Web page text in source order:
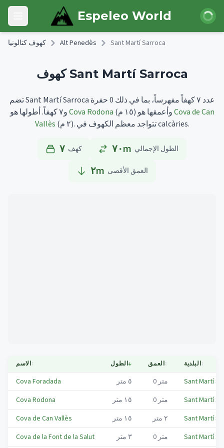
Skip to main content
Open main menu Espeleo World الدخول
كهوف كتالونيا Alt Penedès Sant Martí Sarroca
كهوف Sant Martí Sarroca
تضم Sant Martí Sarroca عدد ٧ كهفاً مفهرساً، بما في ذلك 0 حفرة
و٧ كهفاً.Cova Rodona (١٥ م)
Cova de Can
Vallès
(٢ م). تتواجد معظم الكهوف في calcàries.
٧ كهف ٧٠m الطول الإجمالي
٢m العمق الأقصى
الاسم↕ الطول↓ العمق↕ البلدية↕
Cova Foradada ٥ متر 0 متر
Sant Martí
Cova Rodona
١٥ متر 0 متر
Sant Martí
Cova de Can Vallès
١٥ متر ٢ متر
Sant Martí
Cova de la Font de la Salut
٣ متر 0 متر Sant Martí